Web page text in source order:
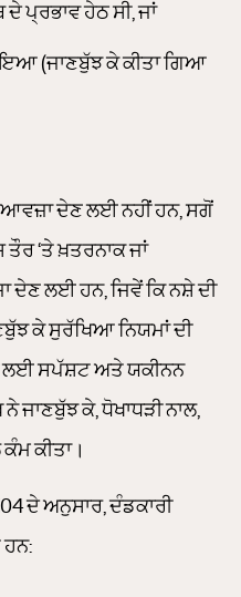
ਪ੍ਰਭਾਵ ਹੇਠ ਸੀ, ਜਾਂ
(ਜਾਣਬੁੱਝ ਕੇ ਕੀਤਾ ਗਿਆ
ਦੇਣ ਲਈ ਨਹੀਂ ਹਨ, ਸਗੋਂ
‘ਤੇ ਖ਼ਤਰਨਾਕ ਜਾਂ
ਦੇਣ ਲਈ ਹਨ, ਜਿਵੇਂ ਕਿ ਨਸ਼ੇ ਦੀ
ਕੇ ਸੁਰੱਖਿਆ ਨਿਯਮਾਂ ਦੀ
ਲਈ ਸਪੱਸ਼ਟ ਅਤੇ ਯਕੀਨਨ
ਜਾਣਬੁੱਝ ਕੇ, ਧੋਖਾਧੜੀ ਨਾਲ,
ਕੰਮ ਕੀਤਾ।
ਦੇ ਅਨੁਸਾਰ, ਦੰਡਕਾਰੀ
ਹਨ: